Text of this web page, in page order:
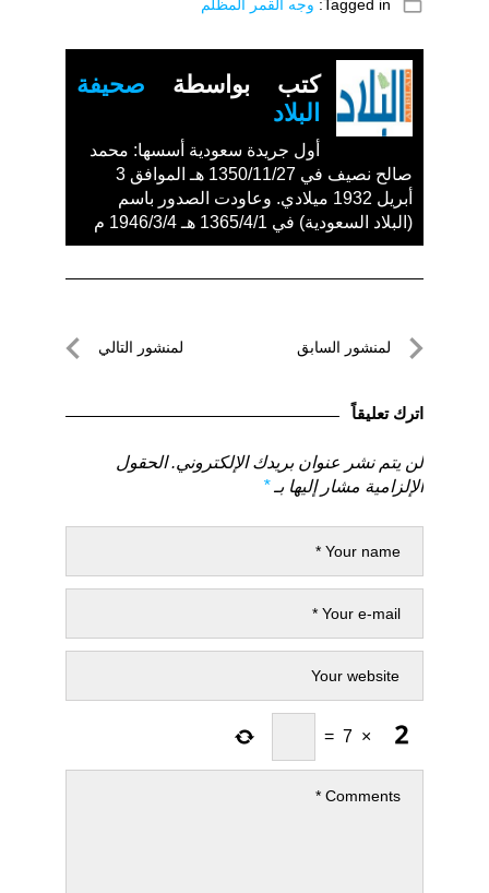
folder_open
Tagged in: وجه القمر المظلم
كتب بواسطة صحيفة
البلاد
أول جريدة سعودية أسسها: محمد
صالح نصيف في 1350/11/27 هـ الموافق 3
أبريل 1932 ميلادي. وعاودت الصدور باسم
(البلاد السعودية) في 1365/4/1 هـ 1946/3/4 م
تصفّحلمنشور السابق
السابق
لمنشور التالي
اترك تعليقاً
لن يتم نشر عنوان بريدك الإلكتروني. الحقول
الإلزامية مشار إليها بـ*
×
7
=